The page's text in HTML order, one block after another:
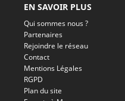
EN SAVOIR PLUS
Qui sommes nous ?
Partenaires
Rejoindre le réseau
Contact
Mentions Légales
RGPD
Plan du site